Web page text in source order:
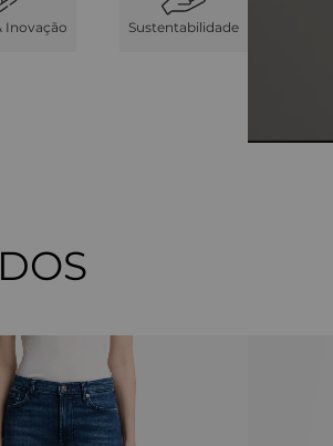
Inovação Sustentabilidade